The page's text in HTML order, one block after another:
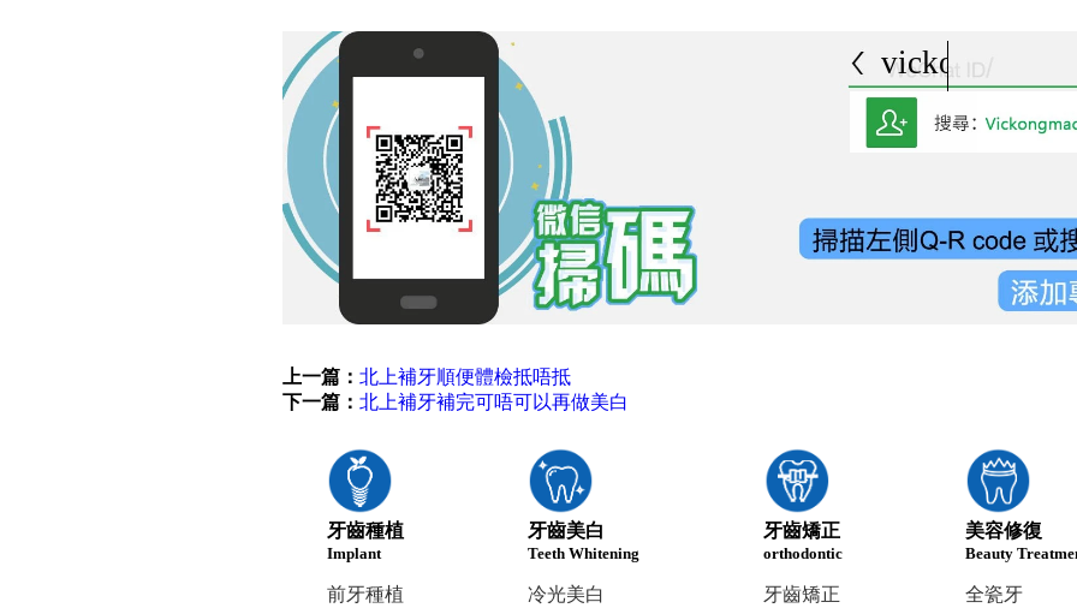
vickongmacau
上一篇：北上補牙順便體檢抵唔抵
下一篇：北上補牙補完可唔可以再做美白
牙齒種植
Implant
前牙種植
牙齒美白
Teeth Whitening
冷光美白
牙齒矯正
orthodontic
牙齒矯正
美容修復
Beauty
全瓷牙